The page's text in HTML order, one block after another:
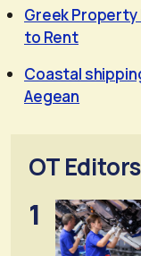
Greek Property
to Rent
Coastal
Aegean
OT Editors
1